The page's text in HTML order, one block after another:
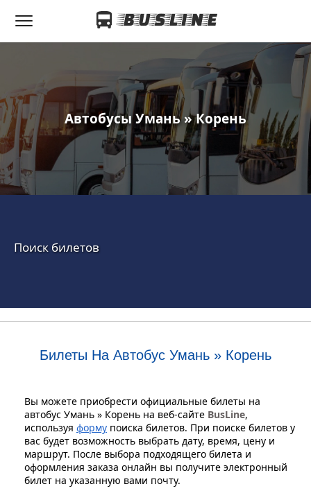
Автобусы Умань » Корень
Поиск билетов
Билеты На Автобус Умань » Корень
Вы можете приобрести официальные билеты на
автобус Умань » Корень на веб-сайте BusLine,
используя форму поиска билетов. При поиске билетов у
вас будет возможность выбрать дату, время, цену и
маршрут. После выбора подходящего билета и
оформления заказа онлайн вы получите электронный
билет на указанную вами почту.